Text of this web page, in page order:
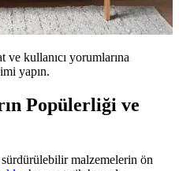
kullanıcı yorumlarına
yapın.
Popülerliği ve
malzemelerin ön